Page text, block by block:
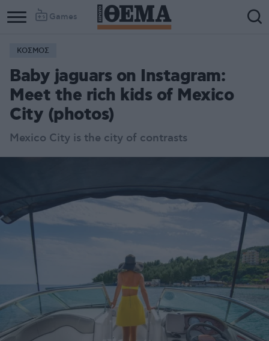
Games
ΚΟΣΜΟΣ
Baby jaguars on Instagram:
Meet the rich kids of Mexico
City (photos)
Mexico City is the city of contrasts